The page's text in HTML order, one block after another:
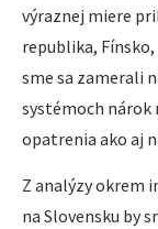
výraznej miere
republika,
sme sa zamerali
systémoch nárok
opatrenia ako aj
Z analýzy okrem
na Slovensku by